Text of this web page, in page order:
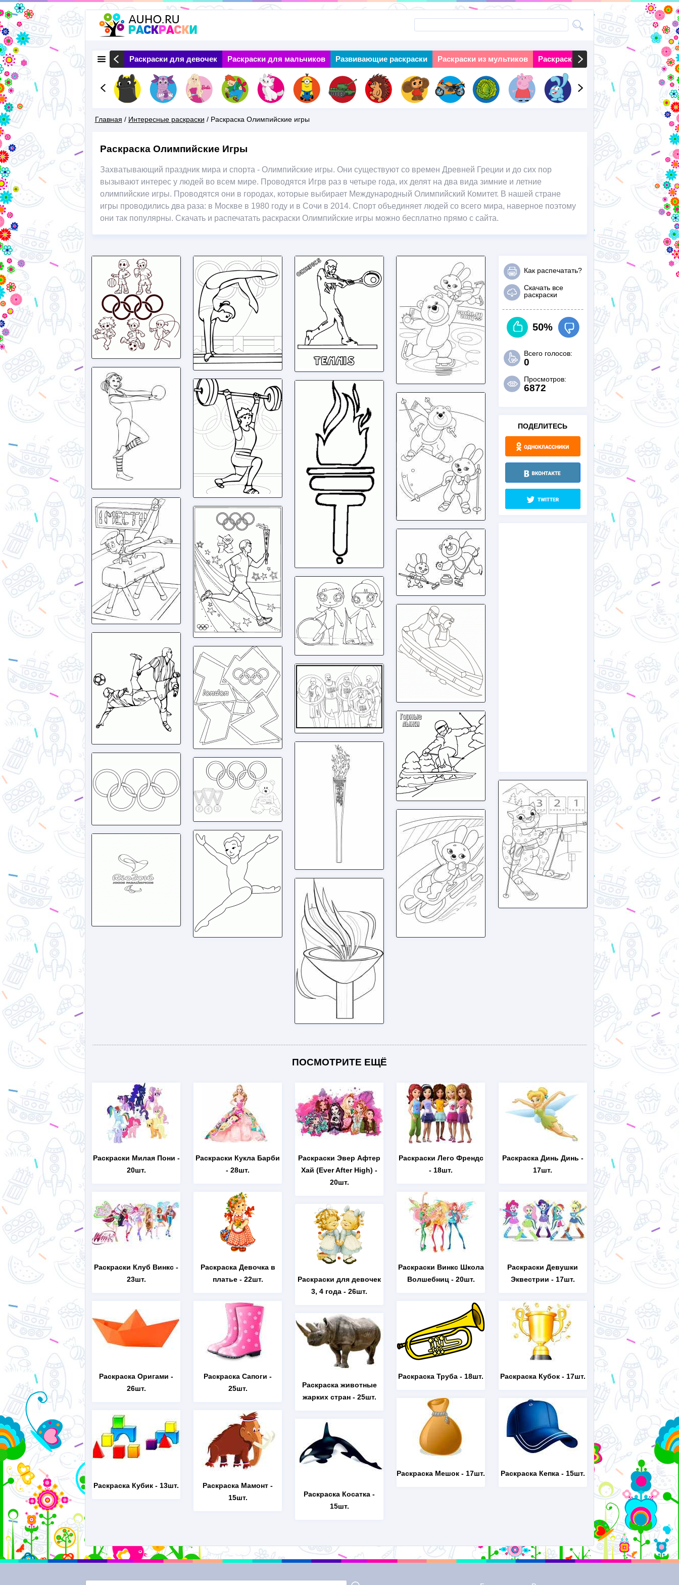
основному
содержанию
Раскраски Природа Раскраски для девочек Раскраски для мальчиков Развивающие раскраски Раскраски из мультиков Раскраски на праздники
Next
Здесь
Главная / Интересные раскраски / Раскраска Олимпийские игры
Раскраска Олимпийские Игры
Захватывающий праздник мира и спорта - Олимпийские игры. Они существуют со времен Древней Греции и до сих пор
вызывают интерес у людей во всем мире. Проводятся Игрв раз в четыре года, их делят на два вида зимние и летние
олимпийские игры. Проводятся они в городах, которые выбирает Международный Олимпийский Комитет. В нашей стране
игры проводились два раза: в Москве в 1980 году и в Сочи в 2014. Спорт объединяет людей со всего мира, наверное поэтому
они так популярны. Скачать и распечатать раскраски Олимпийские игры можно бесплатно прямо с сайта.
Как распечатать?
Скачать все
раскраски
50%
Всего голосов:
0
Просмотров:
6872
ПОДЕЛИТЕСЬ
ПОСМОТРИТЕ ЕЩЁ
Раскраски Милая Пони -
20шт.
Раскраски Клуб Винкс -
23шт.
Раскраска Оригами -
26шт.
Раскраска Кубик - 13шт.
Раскраски Кукла Барби
- 28шт.
Раскраска Девочка в
платье- 22шт.
Раскраска Сапоги -
25шт.
Раскраска Мамонт -
15шт.
Раскраски Эвер Афтер
Хай (Ever After High) -
20шт.
Раскраски для девочек
3, 4 года - 26шт.
Раскраска животные
жарких стран- 25шт.
Раскраска Косатка -
15шт.
Раскраски Лего Френдс
- 18шт.
Раскраски Винкс Школа
Волшебниц- 20шт.
Раскраска Труба - 18шт.
Раскраска Мешок - 17шт.
Раскраска Динь Динь -
17шт.
Раскраски Девушки
Эквестрии - 17шт.
Раскраска Кубок- 17шт.
Раскраска Кепка- 15шт.